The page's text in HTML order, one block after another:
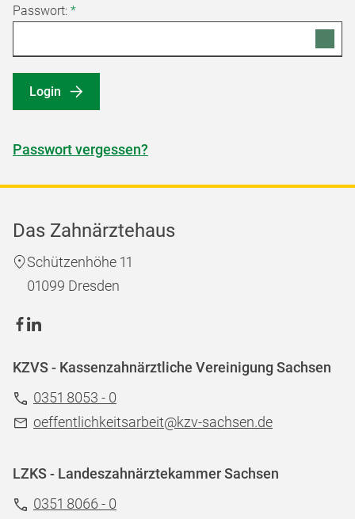
Passwort: *
Login
Passwort vergessen?
Das Zahnärztehaus
Schützenhöhe 11
01099 Dresden
KZVS - Kassenzahnärztliche Vereinigung Sachsen
0351 8053 - 0
oeffentlichkeitsarbeit@kzv-sachsen.de
LZKS - Landeszahnärztekammer Sachsen
0351 8066 - 0